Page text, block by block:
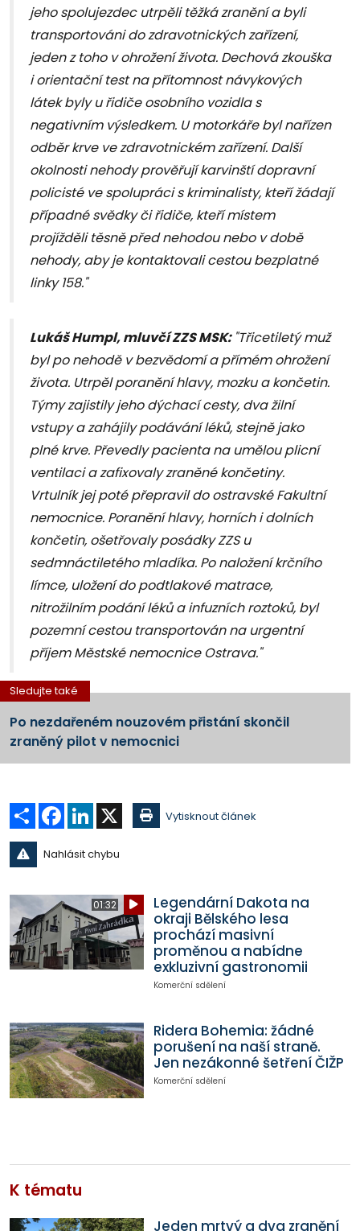
jeho spolujezdec utrpěli těžká zranění a byli
transportováni do zdravotnických zařízení,
jeden z toho v ohrožení života. Dechová zkouška
i orientační test na přítomnost návykových
látek byly u řidiče osobního vozidla s
negativním výsledkem. U motorkáře byl nařízen
odběr krve ve zdravotnickém zařízení. Další
okolnosti nehody prověřují karvinští dopravní
policisté ve spolupráci s kriminalisty, kteří žádají
případné svědky či řidiče, kteří místem
projížděli těsně před nehodou nebo v době
nehody, aby je kontaktovali cestou bezplatné
linky 158."
Lukáš Humpl, mluvčí ZZS MSK: "Třicetiletý muž
byl po nehodě v bezvědomí a přímém ohrožení
života. Utrpěl poranění hlavy, mozku a končetin.
Týmy zajistily jeho dýchací cesty, dva žilní
vstupy a zahájily podávání léků, stejně jako
plné krve. Převedly pacienta na umělou plicní
ventilaci a zafixovaly zraněné končetiny.
Vrtulník jej poté přepravil do ostravské Fakultní
nemocnice. Poranění hlavy, horních i dolních
končetin, ošetřovaly posádky ZZS u
sedmnáctiletého mladíka. Po naložení krčního
límce, uložení do podtlakové matrace,
nitrožilním podání léků a infuzních roztoků, byl
pozemní cestou transportován na urgentní
příjem Městské nemocnice Ostrava."
Sledujte také
Po nezdařeném nouzovém přistání skončil
zraněný pilot v nemocnici
Sdílet Facebook
LinkedIn Vytisknout článek
Nahlásit chybu
01:32
Legendární Dakota na
okraji Bělského lesa
prochází masivní
proměnou a nabídne
exkluzivní gastronomii
Komerční sdělení
Ridera Bohemia: žádné
porušení na naší straně.
Jen nezákonné šetření ČIŽP
Komerční sdělení
K tématu
Jeden mrtvý a dva zranění